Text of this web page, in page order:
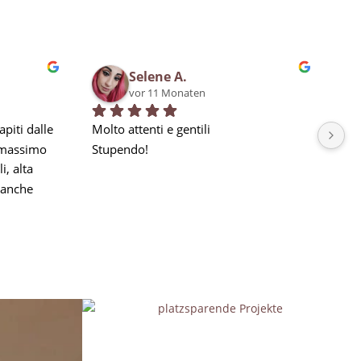
dalle
alta
Selene A.
vor 11 Monaten
Molto attenti e gentili
Stupendo!